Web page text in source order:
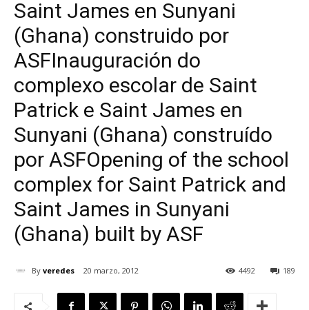
Saint James en Sunyani
(Ghana) construido por
ASFInauguración do
complexo escolar de Saint
Patrick e Saint James en
Sunyani (Ghana) construído
por ASFOpening of the school
complex for Saint Patrick and
Saint James in Sunyani
(Ghana) built by ASF
By veredes 20 marzo, 2012 189
4492